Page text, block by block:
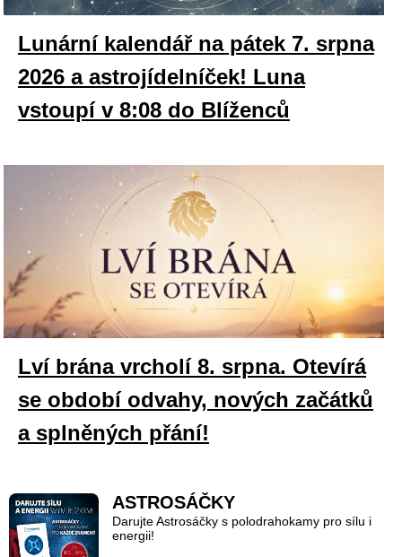
Lunární kalendář na pátek 7. srpna
2026 a astrojídelníček! Luna
vstoupí v 8:08 do Blíženců
Lví brána vrcholí 8. srpna. Otevírá
se období odvahy, nových začátků
a splněných přání!
ASTROSÁČKY
Darujte Astrosáčky s polodrahokamy pro sílu i
energii!